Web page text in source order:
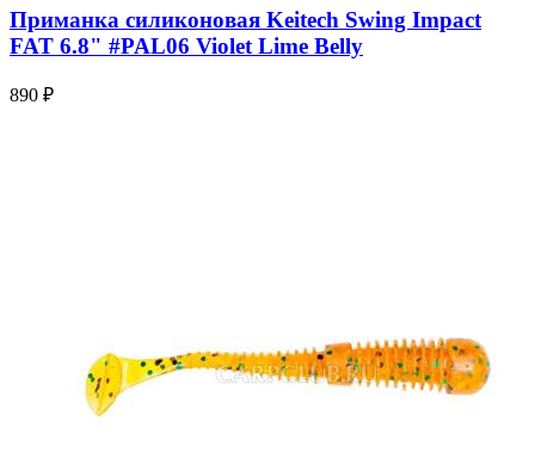
Приманка силиконовая Keitech Swing Impact
FAT 6.8" #PAL06 Violet Lime Belly
890 ₽